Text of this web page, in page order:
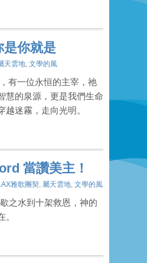
是你就是
天雲地 文學的風
有一位永恒的主宰，祂
慧的泉源，更是我們生命
越迷霧，走向光明。
當讚美主！
雅歌團契 屬天雲地 文學的風
之水到十架救恩，神的